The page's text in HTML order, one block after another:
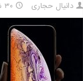
دانیال حجاری ۳۰ شهریور ۱۳۹۷ ساعت ۱۷:۴۵